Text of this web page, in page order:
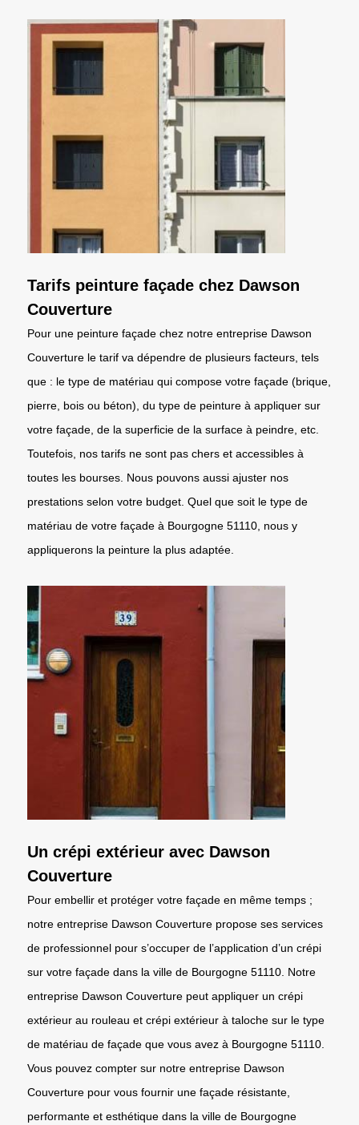
Tarifs peinture façade chez Dawson
Couverture
Pour une peinture façade chez notre entreprise Dawson
Couverture le tarif va dépendre de plusieurs facteurs, tels
que : le type de matériau qui compose votre façade (brique,
pierre, bois ou béton), du type de peinture à appliquer sur
votre façade, de la superficie de la surface à peindre, etc.
Toutefois, nos tarifs ne sont pas chers et accessibles à
toutes les bourses. Nous pouvons aussi ajuster nos
prestations selon votre budget. Quel que soit le type de
matériau de votre façade à Bourgogne 51110, nous y
appliquerons la peinture la plus adaptée.
Un crépi extérieur avec Dawson
Couverture
Pour embellir et protéger votre façade en même temps ;
notre entreprise Dawson Couverture propose ses services
de professionnel pour s’occuper de l’application d’un crépi
sur votre façade dans la ville de Bourgogne 51110. Notre
entreprise Dawson Couverture peut appliquer un crépi
extérieur au rouleau et crépi extérieur à taloche sur le type
de matériau de façade que vous avez à Bourgogne 51110.
Vous pouvez compter sur notre entreprise Dawson
Couverture pour vous fournir une façade résistante,
performante et esthétique dans la ville de Bourgogne